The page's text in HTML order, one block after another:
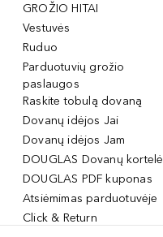
GROŽIO HITAI
Vestuvės
Ruduo
Parduotuvių grožio
paslaugos
Raskite tobulą dovaną
Dovanų idėjos Jai
Dovanų idėjos Jam
DOUGLAS Dovanų kortelė
DOUGLAS PDF kuponas
Atsiėmimas parduotuvėje
Click & Return